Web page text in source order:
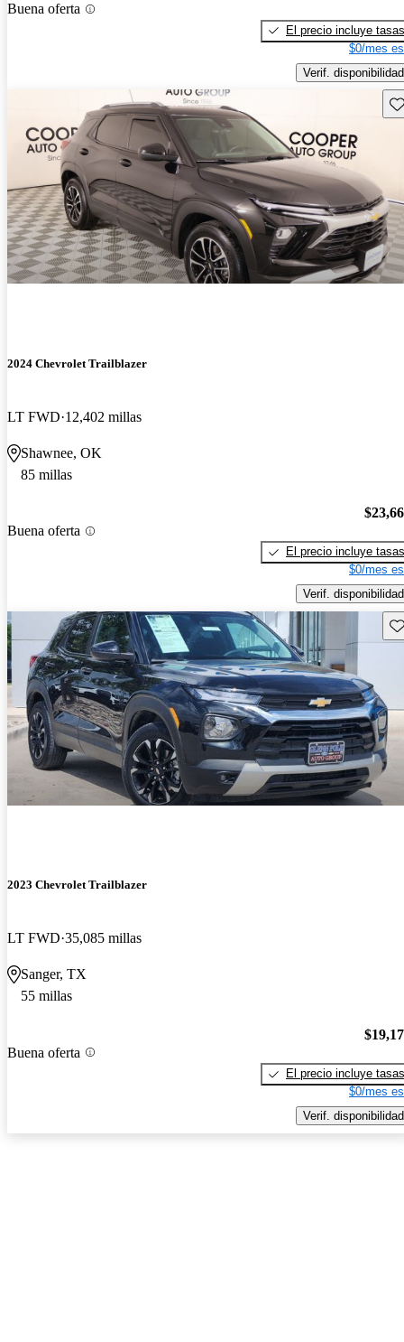
Buena oferta
El precio incluye tasas
$0/mes
Verif. disponibilidad
2024 Chevrolet Trailblazer
LT FWD 12,402 millas
Shawnee, OK
85 millas
Buena oferta
El precio incluye tasas
$0/mes
Verif. disponibilidad
2023 Chevrolet Trailblazer
LT FWD 35,085 millas
Sanger, TX
55 millas
Buena oferta
El precio incluye tasas
$0/mes
Verif. disponibilidad